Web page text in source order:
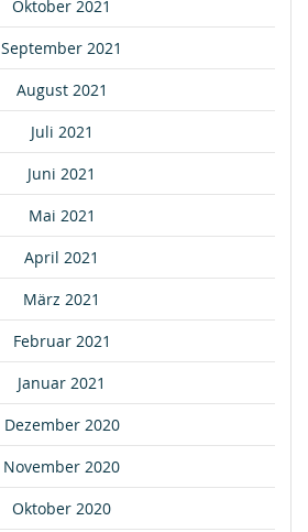
Oktober 2021
September 2021
August 2021
Juli 2021
Juni 2021
Mai 2021
April 2021
März 2021
Februar 2021
Januar 2021
Dezember 2020
November 2020
Oktober 2020